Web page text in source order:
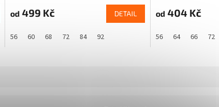
od 499 Kč DETAIL
56 60 68 72 84 92
produktu
je
z
od 404 Kč
56 64 66 72